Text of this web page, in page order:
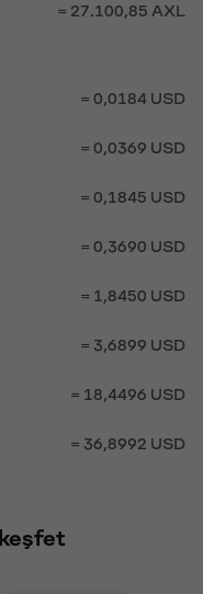
= 27.100,85 AXL
= 0,0184 USD
= 0,0369 USD
= 0,1845 USD
= 0,3690 USD
= 1,8450 USD
= 3,6899 USD
= 18,4496 USD
= 36,8992 USD